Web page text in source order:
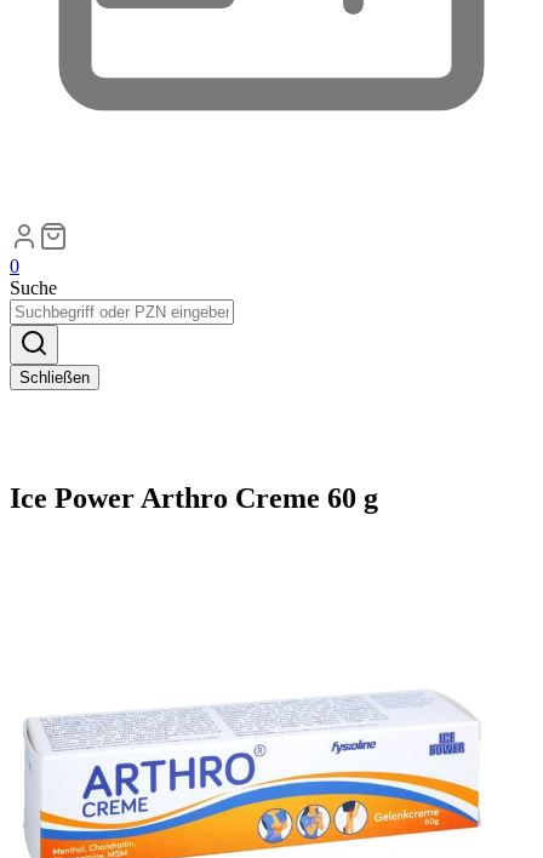
0
Suche
Schließen
Ice Power Arthro Creme 60 g